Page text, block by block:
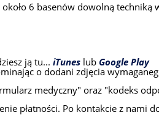
6 basenów dowolną techniką
ją tu... iTuneslub Google Play
o dodani zdjęcia
medyczny" oraz "kodeks
płatności. Po kontakcie z